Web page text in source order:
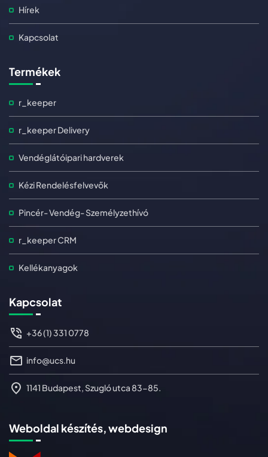
Hírek
Kapcsolat
Termékek
r_keeper
r_keeper Delivery
Vendéglátóipari hardverek
Kézi Rendelésfelvevők
Pincér- Vendég- Személyzethívó
r_keeper CRM
Kellékanyagok
Kapcsolat
+36 (1) 331 0778
info@ucs.hu
1141 Budapest, Szugló utca 83-85.
Weboldal készítés, webdesign